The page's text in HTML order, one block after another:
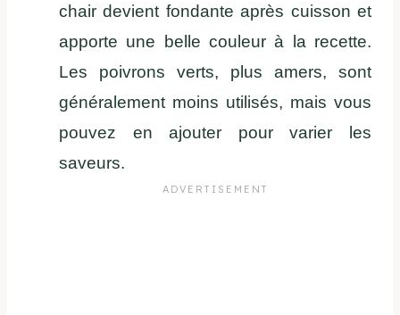
chair devient fondante après cuisson et
apporte une belle couleur à la recette.
Les poivrons verts, plus amers, sont
généralement moins utilisés, mais vous
pouvez en ajouter pour varier les
saveurs.